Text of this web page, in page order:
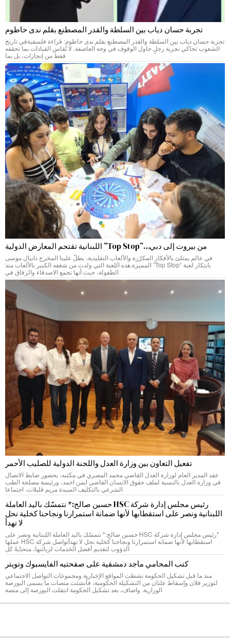
تجربة حسان دياب بين السلطة والقدر المصطنع بقلم ندى حاطوم
تجربة حسان دياب بين السلطة والقدر المصطنع بقلم ندى حاطوم: قراءة فلسفيةفي تاريخ
الشعوب تحاكي تجربة رجلٍ حاول الوقوف في وجه العاصفة. لا تُقاس القيادات بما تحققه
فقط من إنجازات، بل بما
من بيروت إلى دبي…”Top Stop” اللبنانية تقتحم المعارض الدولية
في عالم يمتلئ بالأفكار المكرّرة والألعاب التقليدية، يطلّ علينا المخرج دانيال موسى
بابتكار لعبة “Top Stop” المميزة.هذه اللعبة التي ولدت من شغفه الكبير بالألعاب منذ
الطفولة، حيث أنها تجمع الاصدقاء والرفاق في
تفعيل التعاون بين وزارة العدل واللجنة الدولية للصليب الأحمر
عقد المدير العام لوزارة العدل القاضي محمد المصري في مكتبه، بحضور ضابط الاتصال
في وزارة العدل بالنسبة لملف حقوق الانسان القاضي ايمن احمد، ورئيسة مصلحة الطب
الشرعي بالتكليف السيدة مريم قليلات، اجتماعا
رئيس مجلس إدارة شركة HSC حسين صالح:* نتمسّك باليد العاملة
اللبنانية ونصر على استقطابها لأنها ضمانة استمرارنا ونجاحنا كخلية نحل
لا تهدأ
*رئيس مجلس إدارة شركة HSC حسين صالح:* نتمسّك باليد العاملة اللبنانية ونصر على
استقطابها لأنها ضمانة استمرارنا ونجاحنا كخلية نحل لا تهدأتواصل شركة HSC عملها
الدؤوب لتقديم أفضل الخدمات لزبائنها، متحدّيةً كل
كتب المحامي ماجد دمشقية على صفحتيه الفايسبوك وتويتر
منذ ما قبل تشكيل الحكومة نشطت المواقع الإخبارية ومجموعات التواصل الاجتماعي
لتوزير فلان وإسقاط علتان من التشكيلة الحكومية، فأنشئت منصات ما يسمى البورصة
الوزارية. واضاف، بعد تشكيل الحكومة انتقلت البورصة إلى منصة